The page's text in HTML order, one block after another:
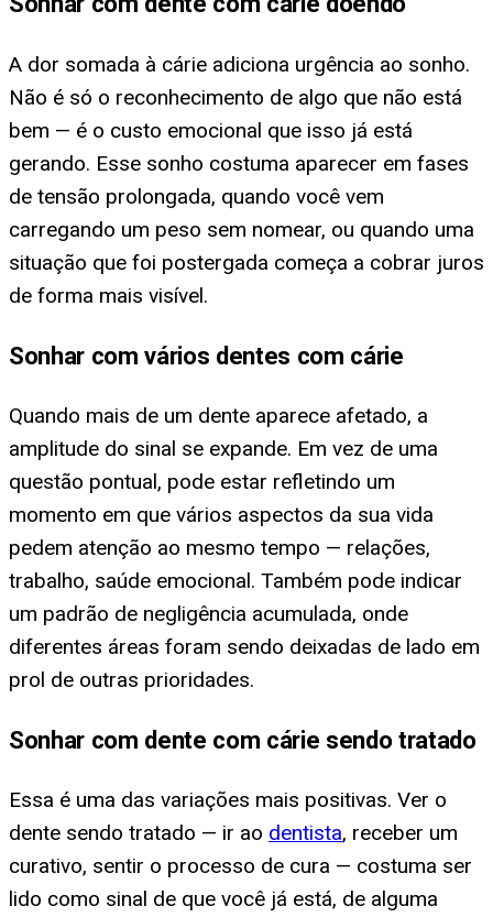
A dor somada à cárie adiciona urgência ao sonho.
Não é só o reconhecimento de algo que não está
bem — é o custo emocional que isso já está
gerando. Esse sonho costuma aparecer em fases
de tensão prolongada, quando você vem
carregando um peso sem nomear, ou quando uma
situação que foi postergada começa a cobrar juros
de forma mais visível.
Sonhar com vários dentes com cárie
Quando mais de um dente aparece afetado, a
amplitude do sinal se expande. Em vez de uma
questão pontual, pode estar refletindo um
momento em que vários aspectos da sua vida
pedem atenção ao mesmo tempo — relações,
trabalho, saúde emocional. Também pode indicar
um padrão de negligência acumulada, onde
diferentes áreas foram sendo deixadas de lado em
prol de outras prioridades.
Sonhar com dente com cárie sendo tratado
Essa é uma das variações mais positivas. Ver o
dente sendo tratado — ir ao dentista, receber um
curativo, sentir o processo de cura — costuma ser
lido como sinal de que você já está, de alguma